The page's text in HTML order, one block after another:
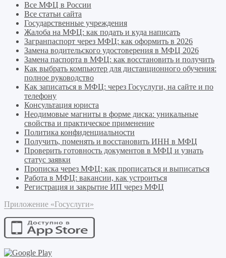
Все МФЦ в России
Все статьи сайта
Государственные учреждения
Жалоба на МФЦ: как подать и куда написать
Загранпаспорт через МФЦ: как оформить в 2026
Замена водительского удостоверения в МФЦ 2026
Замена паспорта в МФЦ: как восстановить и получить
Как выбрать компьютер для дистанционного обучения:
полное руководство
Как записаться в МФЦ: через Госуслуги, на сайте и по
телефону
Консультация юриста
Неодимовые магниты в форме диска: уникальные
свойства и практическое применение
Политика конфиденциальности
Получить, поменять и восстановить ИНН в МФЦ
Проверить готовность документов в МФЦ и узнать
статус заявки
Прописка через МФЦ: как прописаться и выписаться
Работа в МФЦ: вакансии, как устроиться
Регистрация и закрытие ИП через МФЦ
Приложение «Госуслуги»